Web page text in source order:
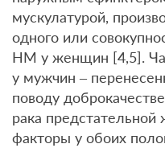
мускулатурой,
одного или
НМ у женщин [4,5].
у мужчин –
поводу
рака
факторы у обоих